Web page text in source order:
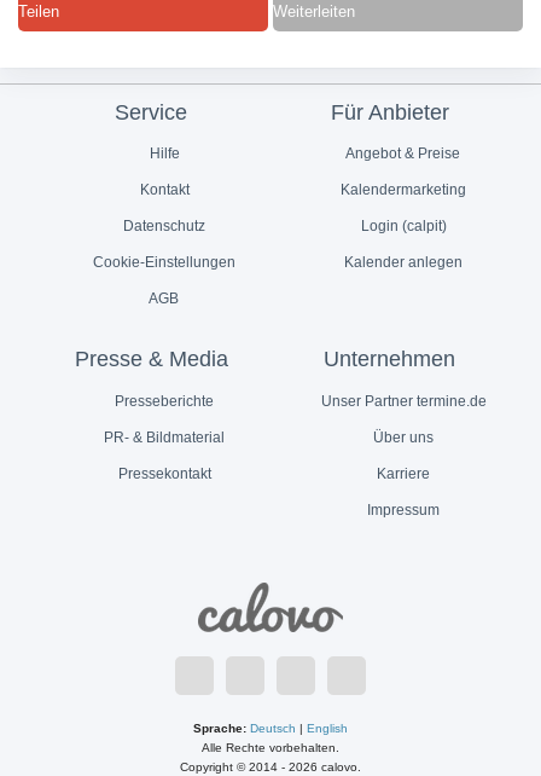
Teilen Weiterleiten
Service
Hilfe
Kontakt
Datenschutz
Cookie-Einstellungen
AGB
Für Anbieter
Angebot & Preise
Kalendermarketing
Login (calpit)
Kalender anlegen
Presse & Media
Presseberichte
PR- & Bildmaterial
Pressekontakt
Unternehmen
Unser Partner termine.de
Über uns
Karriere
Impressum
Sprache: Deutsch | English
Alle Rechte vorbehalten.
Copyright © 2014 - 2026 calovo.